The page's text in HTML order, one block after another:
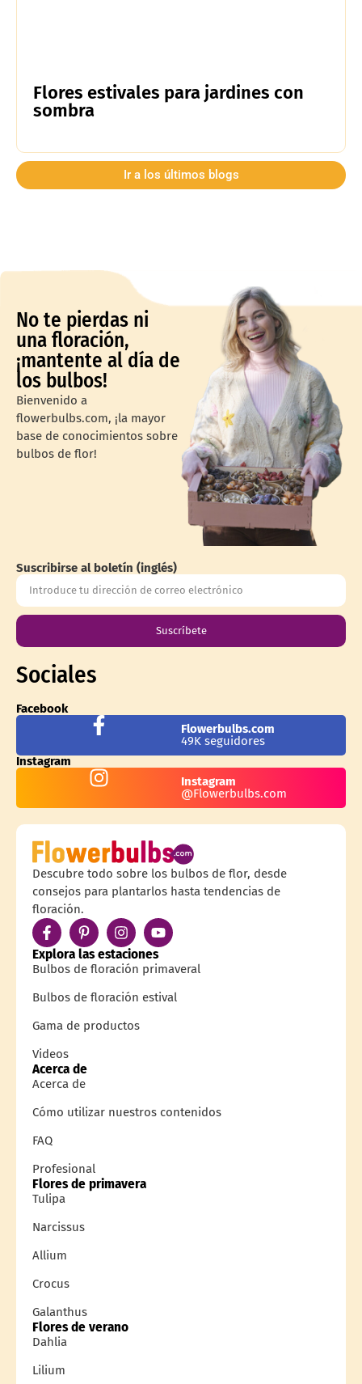
Flores estivales para jardines con
sombra
Ir a los últimos blogs
No te pierdas ni
una floración,
¡mantente al día de
los bulbos!
Bienvenido a
flowerbulbs.com, ¡la mayor
base de conocimientos sobre
bulbos de flor!
Suscribirse al boletín (inglés)
Suscríbete
Sociales
Facebook
Flowerbulbs.com
49K seguidores
Instagram
Instagram
@Flowerbulbs.com
Descubre todo sobre los bulbos de flor, desde
consejos para plantarlos hasta tendencias de
floración.
Explora las estaciones
Bulbos de floración primaveral
Bulbos de floración estival
Gama de productos
Videos
Acerca de
Acerca de
Cómo utilizar nuestros contenidos
FAQ
Profesional
Flores de primavera
Tulipa
Narcissus
Allium
Crocus
Galanthus
Flores de verano
Dahlia
Lilium